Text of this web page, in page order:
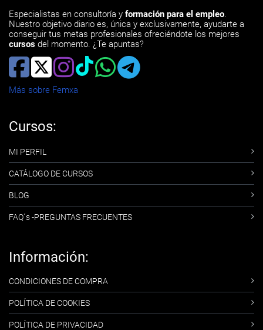
Especialistas en consultoría y formación para el empleo.
Nuestro objetivo diario es, única y exclusivamente, ayudarte a
conseguir tus metas profesionales ofreciéndote los mejores
cursos del momento. ¿Te apuntas?
Más sobre Femxa
Cursos:
MI PERFIL
CATÁLOGO DE CURSOS
BLOG
FAQ´s -PREGUNTAS FRECUENTES
Información:
CONDICIONES DE COMPRA
POLÍTICA DE COOKIES
POLÍTICA DE PRIVACIDAD